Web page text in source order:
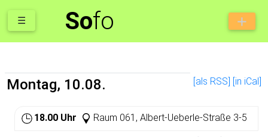
Sofo
☰
[als RSS] [in iCal]
Montag, 10.08.
18.00 Uhr Raum 061, Albert-Ueberle-Straße 3-5